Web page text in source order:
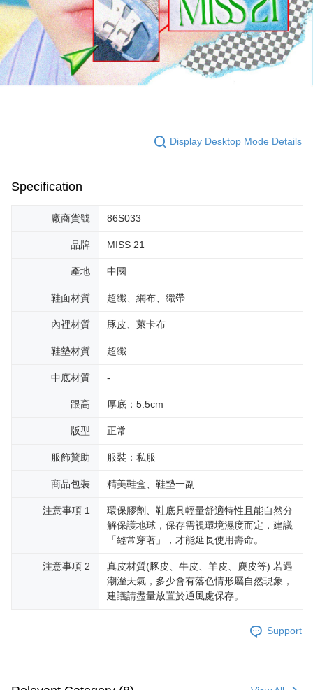
Display Desktop Mode Details
Specification
廠商貨號 86S033
品牌 MISS 21
產地 中國
鞋面材質 超纖、網布、織帶
內裡材質 豚皮、萊卡布
鞋墊材質 超纖
中底材質 -
跟高 厚底：5.5cm
版型 正常
服飾贊助 服裝：私服
商品包裝 精美鞋盒、鞋墊一副
注意事項 1
環保膠劑、鞋底具輕量舒適特性且能自然分
解保護地球，保存需視環境濕度而定，建議
「經常穿著」，才能延長使用壽命。
注意事項 2
真皮材質(豚皮、牛皮、羊皮、麂皮等) 若遇
潮溼天氣，多少會有落色情形屬自然現象，
建議請盡量放置於通風處保存。
Support